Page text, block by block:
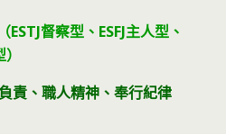
督察型、ESFJ主人型、
責、職人精神、奉行紀律